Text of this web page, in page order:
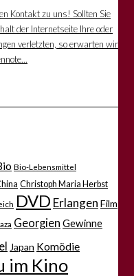
Kontakt zu uns! Sollten Sie
der Internetseite Ihre oder
verletzten, so erwarten wir
Bio-Lebensmittel
Christoph Maria Herbst
DVD Erlangen Film
Georgien Gewinne
Japan Komödie
im Kino